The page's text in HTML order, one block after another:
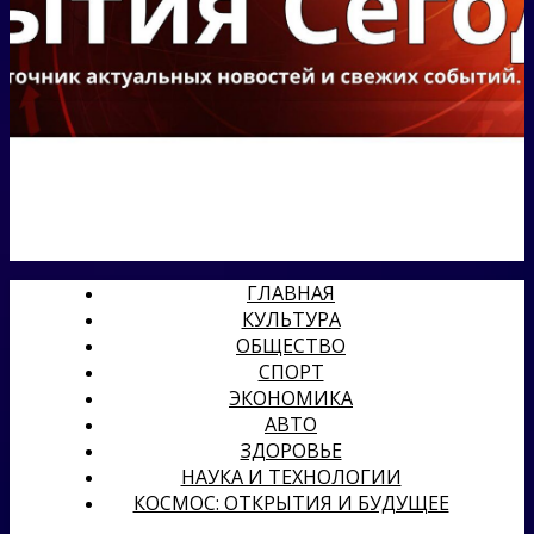
ГЛАВНАЯ
КУЛЬТУРА
ОБЩЕСТВО
СПОРТ
ЭКОНОМИКА
АВТО
ЗДОРОВЬЕ
НАУКА И ТЕХНОЛОГИИ
КОСМОС: ОТКРЫТИЯ И БУДУЩЕЕ